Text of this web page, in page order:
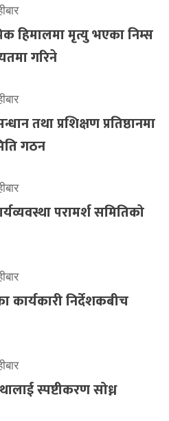
हिमालमा मृत्यु भएका निम्स
गरिने
तथा प्रशिक्षण प्रतिष्ठानमा
गठन
परामर्श समितिको
कार्यकारी निर्देशकबीच
स्पष्टीकरण सोध्न